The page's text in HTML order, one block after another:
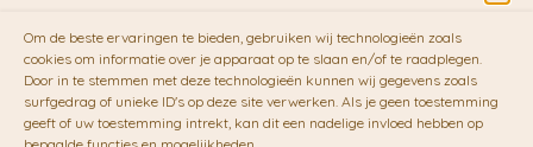
Om de beste ervaringen te bieden, gebruiken wij technologieën zoals
cookies om informatie over je apparaat op te slaan en/of te raadplegen.
Door in te stemmen met deze technologieën kunnen wij gegevens zoals
surfgedrag of unieke ID's op deze site verwerken. Als je geen toestemming
geeft of uw toestemming intrekt, kan dit een nadelige invloed hebben op
RADIJS werkt samen met de duurzame bezorgdienst
vanFietskoeriers.nl. Pakketten (mits voorradig) voor
10.00 uur besteld op een doordeweekse dag,
bezorgen zij soms nog op dezelfde dag in de